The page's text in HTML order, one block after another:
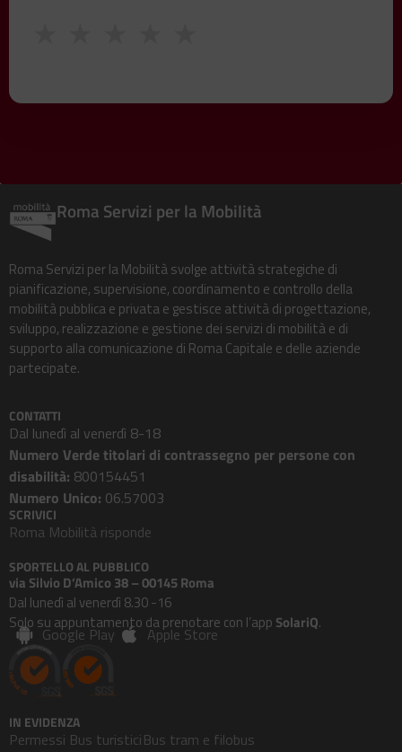
Roma Servizi per la Mobilità
Roma Servizi per la Mobilità svolge attività strategiche di
pianificazione, supervisione, coordinamento e controllo della
mobilità pubblica e privata e gestisce attività di progettazione,
sviluppo, realizzazione e gestione dei servizi di mobilità e di
supporto alla comunicazione di Roma Capitale e delle aziende
partecipate.
CONTATTI
Dal lunedì al venerdì 8-18
Numero Verde titolari di contrassegno per persone con
disabilità: 800154451
Numero Unico: 06.57003
SCRIVICI
Roma Mobilità risponde
SPORTELLO AL PUBBLICO
via Silvio D’Amico 38 – 00145 Roma
Dal lunedì al venerdì 8.30 -16
Solo su appuntamento da prenotare con l’app SolariQ.
Google Play Apple Store
IN EVIDENZA
Permessi Bus turisticiBus tram e filobus